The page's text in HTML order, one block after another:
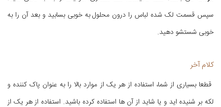
سپس قسمت لک شده لباس را درون محلول به خوبی بسابید و بعد آن را به
خوبی شستشو دهید.
کلام آخر
قطعا بسیاری از شما، استفاده از هر یک از موارد بالا را به عنوان پاک کننده و
لکه بر شنیده اید و یا شاید از آن ها استفاده کرده باشید. استفاده از هر یک از